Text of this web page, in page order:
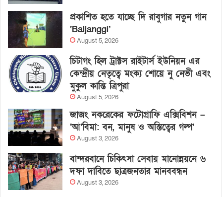
প্রকাশিত হতে যাচ্ছে দি রাবুগার নতুন গান
‘Baljanggi’
August 5, 2026
চিটাগং হিল ট্রাক্টস রাইটার্স ইউনিয়ন এর
কেন্দ্রীয় নেতৃত্বে মংক্য শোয়ে নু নেভী এবং
মুকুল কান্তি ত্রিপুরা
August 5, 2026
জাজং নকরেকের ফটোগ্রাফি এক্সিবিশন –
‘আ’বিমা: বন, মানুষ ও অস্তিত্বের গল্প’
August 3, 2026
বান্দরবানে চিকিৎসা সেবায় মানোন্নয়নে ৬
দফা দাবিতে ছাত্রজনতার মানববন্ধন
August 3, 2026